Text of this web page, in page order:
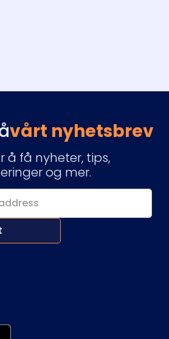
vårt nyhetsbrev
å få nyheter, tips,
og mer.